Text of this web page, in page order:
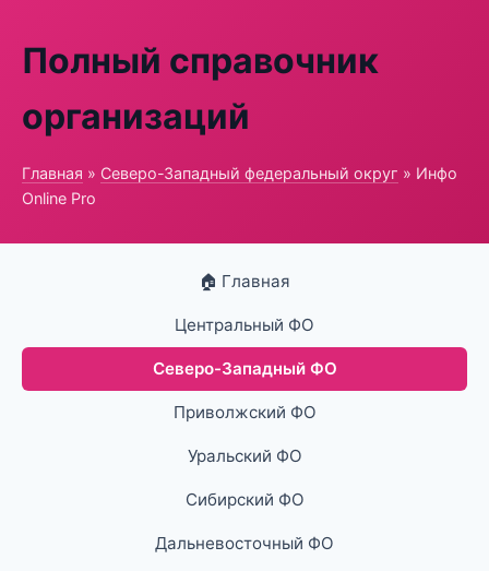
Полный справочник
организаций
Главная » Северо-Западный федеральный округ » Инфо
Online Pro
🏠 Главная
Центральный ФО
Северо-Западный ФО
Приволжский ФО
Уральский ФО
Сибирский ФО
Дальневосточный ФО